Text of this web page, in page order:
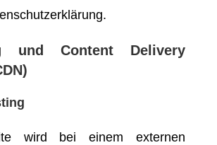
und Content Delivery
wird bei einem externen